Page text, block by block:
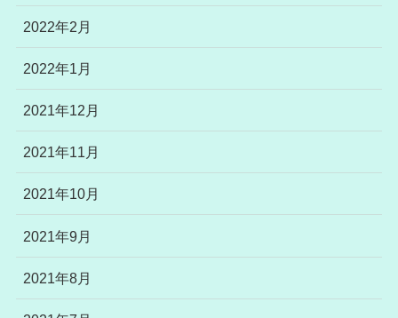
2022年2月
2022年1月
2021年12月
2021年11月
2021年10月
2021年9月
2021年8月